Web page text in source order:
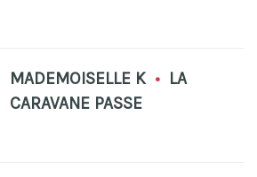
MADEMOISELLE K • LA
CARAVANE PASSE